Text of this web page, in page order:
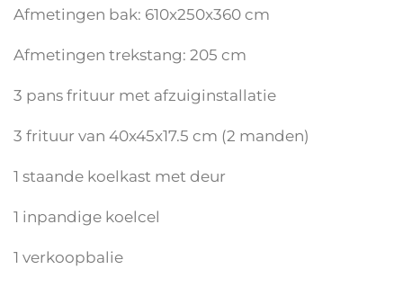
Afmetingen bak: 610x250x360 cm
Afmetingen trekstang: 205 cm
3 pans frituur met afzuiginstallatie
3 frituur van 40x45x17.5 cm (2 manden)
1 staande koelkast met deur
1 inpandige koelcel
1 verkoopbalie